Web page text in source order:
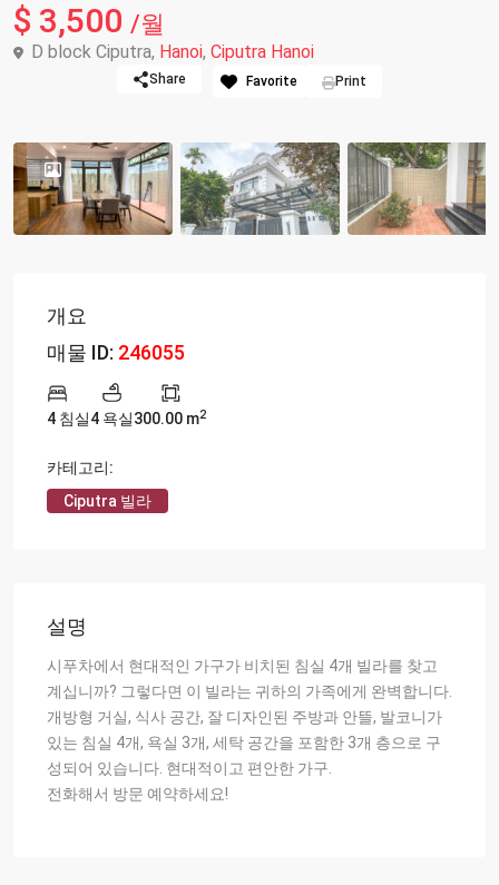
$ 3,500 /월
D block Ciputra, Hanoi, Ciputra Hanoi
Share Favorite Print
개요
매물 ID: 246055
4 침실4 욕실300.00 m2
카테고리:
Ciputra 빌라
설명
시푸차에서 현대적인 가구가 비치된 침실 4개 빌라를 찾고
계십니까? 그렇다면 이 빌라는 귀하의 가족에게 완벽합니다.
개방형 거실, 식사 공간, 잘 디자인된 주방과 안뜰, 발코니가
있는 침실 4개, 욕실 3개, 세탁 공간을 포함한 3개 층으로 구
성되어 있습니다. 현대적이고 편안한 가구.
전화해서 방문 예약하세요!